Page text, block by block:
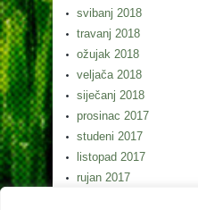
svibanj 2018
travanj 2018
ožujak 2018
veljača 2018
siječanj 2018
prosinac 2017
studeni 2017
listopad 2017
rujan 2017